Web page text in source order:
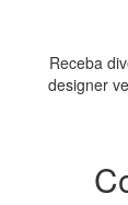
Receba
designer